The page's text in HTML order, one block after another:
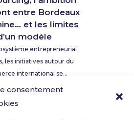
consentement
entre Bordeaux
et les limites
modèle
entrepreneurial
les initiatives autour du
international se...
tous les articles